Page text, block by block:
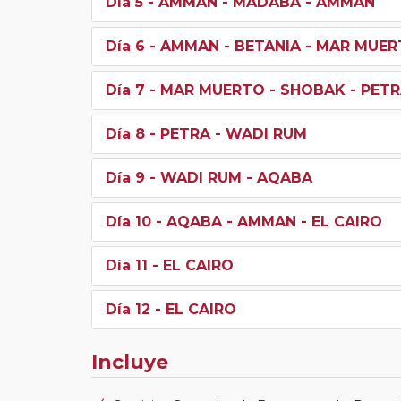
Día 6 - AMMAN - BETANIA - MAR
Día 7 - MAR MUERTO - SHOBAK -
Día 8 - PETRA - WADI RUM
Día 9 - WADI RUM - AQABA
Día 10 - AQABA - AMMAN - EL CAIRO
Día 11 - EL CAIRO
Día 12 - EL CAIRO
Incluye